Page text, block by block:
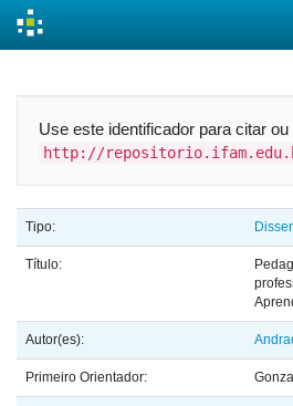
Use este identificador para citar
http://
Tipo:
Título:
Autor(es):
Primeiro Orientador: